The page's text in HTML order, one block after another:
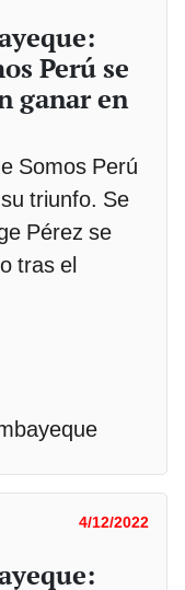
Perú se
ganar en
Somos Perú
triunfo. Se
Pérez se
tras el
4/12/2022